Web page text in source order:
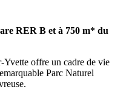
RER B et à 750 m* du
Yvette offre un cadre de vie
Parc Naturel